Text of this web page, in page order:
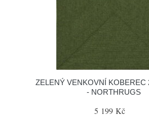
ZELENÝ VENKOVNÍ KOBEREC
- NORTHRUGS
5 199 Kč